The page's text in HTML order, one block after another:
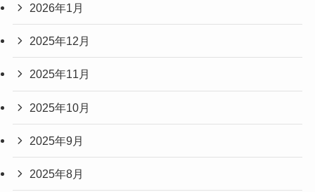
2026年1月
2025年12月
2025年11月
2025年10月
2025年9月
2025年8月